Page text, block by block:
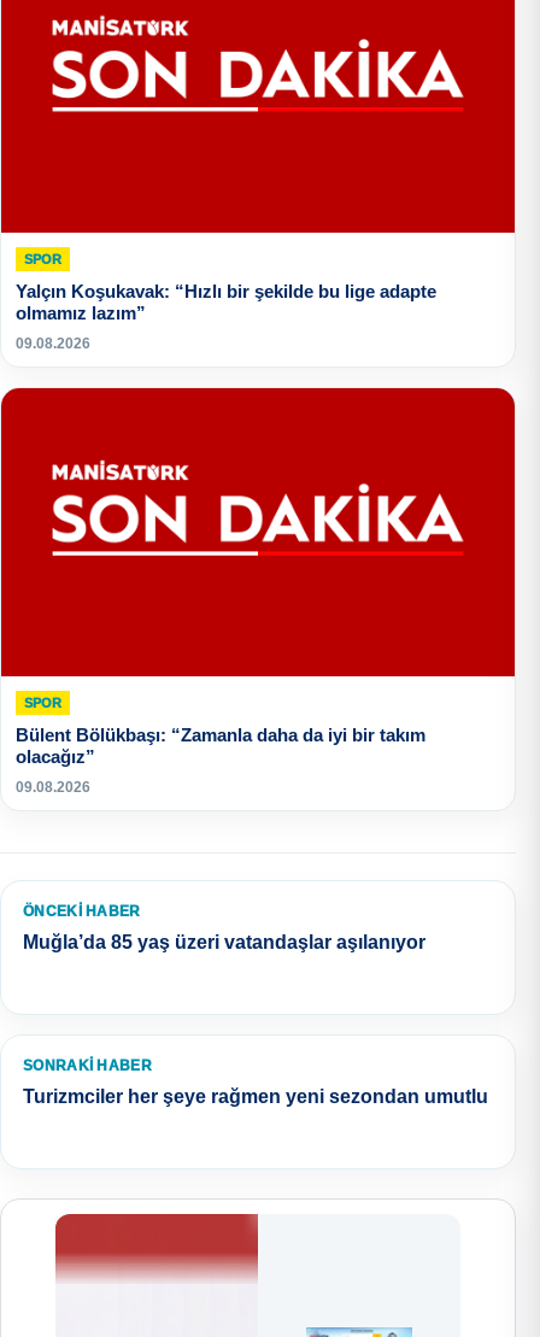
SPOR
Yalçın Koşukavak: “Hızlı bir şekilde bu lige adapte
olmamız lazım”
09.08.2026
SPOR
Bülent Bölükbaşı: “Zamanla daha da iyi bir takım
olacağız”
09.08.2026
ÖNCEKI HABER
Muğla’da 85 yaş üzeri vatandaşlar aşılanıyor
SONRAKI HABER
Turizmciler her şeye rağmen yeni sezondan umutlu